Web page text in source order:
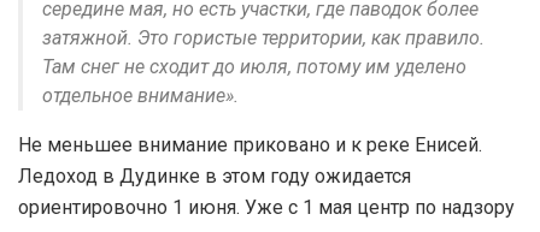
середине мая, но есть участки, где паводок более
затяжной. Это гористые территории, как правило.
Там снег не сходит до июля, потому им уделено
отдельное внимание».
Не меньшее внимание приковано и к реке Енисей.
Ледоход в Дудинке в этом году ожидается
ориентировочно 1 июня. Уже с 1 мая центр по надзору